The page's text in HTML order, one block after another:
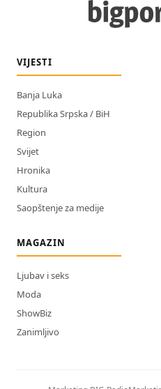
VIJESTI
Banja Luka
Republika Srpska / BiH
Region
Svijet
Hronika
Kultura
Saopštenje za medije
MAGAZIN
Ljubav i seks
Moda
ShowBiz
Zanimljivo